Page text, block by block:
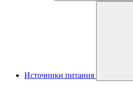
Источники питания